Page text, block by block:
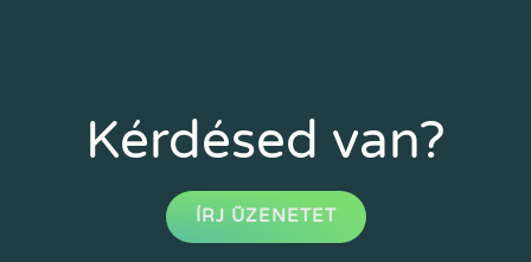
Kérdésed van?
ÍRJ ÜZENETET